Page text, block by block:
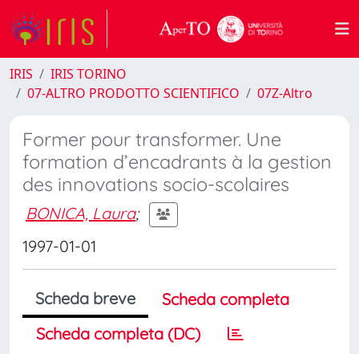
IRIS
IRIS TORINO
07-ALTRO PRODOTTO SCIENTIFICO
07Z-Altro
Former pour transformer. Une
formation d’encadrants à la gestion
des innovations socio-scolaires
BONICA, Laura;
1997-01-01
Scheda breve
Scheda completa
Scheda completa (DC)